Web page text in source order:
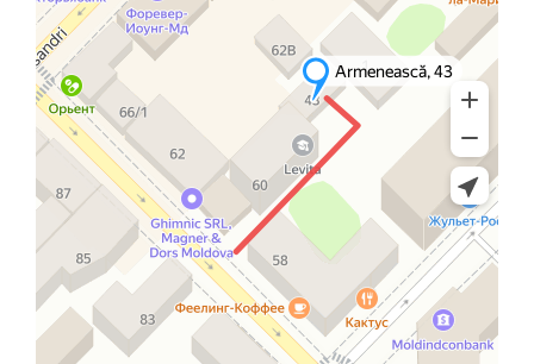
ADRESA NOASTRĂ
WWW.LICITATII-IMOBILIARE.MD